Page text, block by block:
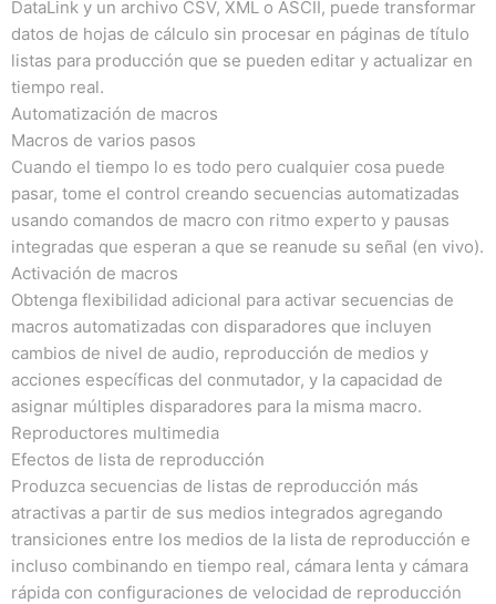
DataLink y un archivo CSV, XML o ASCII, puede transformar
datos de hojas de cálculo sin procesar en páginas de título
listas para producción que se pueden editar y actualizar en
tiempo real.
Automatización de macros
Macros de varios pasos
Cuando el tiempo lo es todo pero cualquier cosa puede
pasar, tome el control creando secuencias automatizadas
usando comandos de macro con ritmo experto y pausas
integradas que esperan a que se reanude su señal (en vivo).
Activación de macros
Obtenga flexibilidad adicional para activar secuencias de
macros automatizadas con disparadores que incluyen
cambios de nivel de audio, reproducción de medios y
acciones específicas del conmutador, y la capacidad de
asignar múltiples disparadores para la misma macro.
Reproductores multimedia
Efectos de lista de reproducción
Produzca secuencias de listas de reproducción más
atractivas a partir de sus medios integrados agregando
transiciones entre los medios de la lista de reproducción e
incluso combinando en tiempo real, cámara lenta y cámara
rápida con configuraciones de velocidad de reproducción